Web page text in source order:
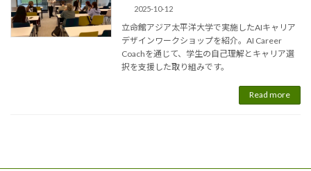
2025-10-12
立命館アジア太平洋大学で実施したAIキャリア
デザインワークショップを紹介。AI Career
Coachを通じて、学生の自己理解とキャリア選
択を支援した取り組みです。
Read more